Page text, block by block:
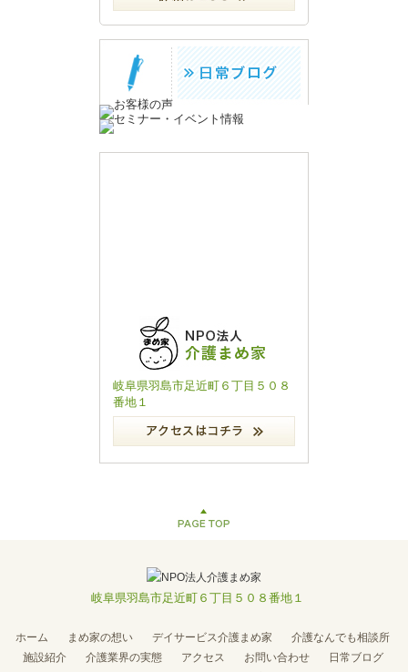
岐阜県羽島市足近町６丁目５０８
番地１
岐阜県羽島市足近町６丁目５０８番地１
ホーム まめ家の想い デイサービス介護まめ家
介護なんでも相談所
施設紹介
介護業界の実態 アクセス お問い合わせ
日常ブログ